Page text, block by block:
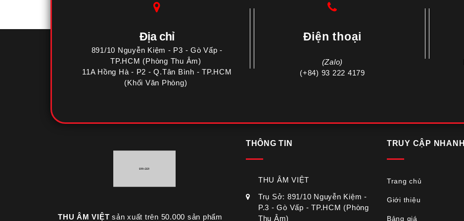
Địa chỉ
891/10 Nguyễn Kiệm - P3 - Gò Vấp -
TP.HCM (Phòng Thu Âm)
11A Hồng Hà - P2 - Q.Tân Bình - TP.HCM
(Khối Văn Phòng)
Điện thoại
(Zalo)
(+84) 93 222 4179
THU ÂM VIỆT sản xuất trên 50.000 sản phẩm
THÔNG TIN
THU ÂM VIỆT
Trụ Sở: 891/10 Nguyễn Kiệm -
P.3 - Gò Vấp - TP.HCM (Phòng
Thu Âm)
TRUY CẬP NHANH
Trang chủ
Giới thiệu
Bảng giá